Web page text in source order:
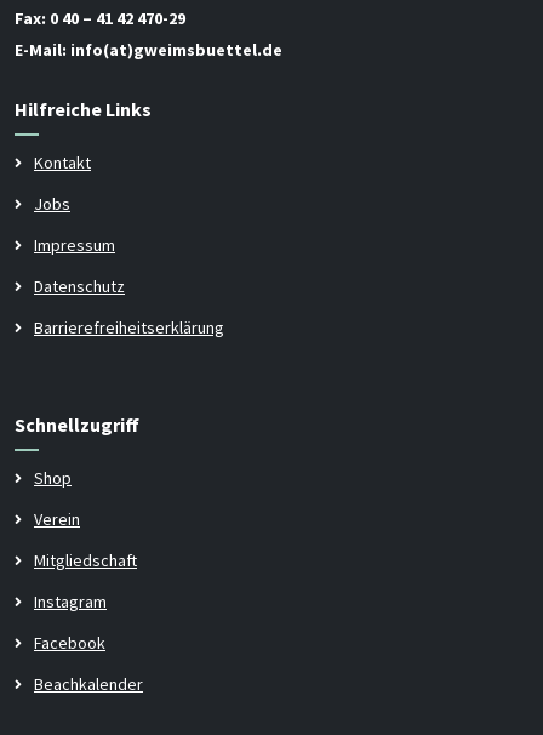
Fax: 0 40 – 41 42 470-29
E-Mail: info(at)gweimsbuettel.de
Hilfreiche Links
Kontakt
Jobs
Impressum
Datenschutz
Barrierefreiheitserklärung
Schnellzugriff
Shop
Verein
Mitgliedschaft
Instagram
Facebook
Beachkalender